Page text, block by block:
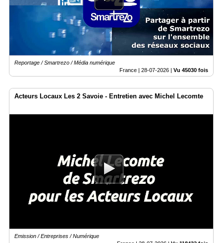
Reportage / Smartrezo / Média numérique
France | 28-07-2026 | Vu 45030 fois
Acteurs Locaux Les 2 Savoie - Entretien avec Michel Lecomte
Emission / Entreprises / Numérique